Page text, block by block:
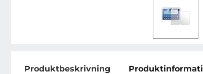
Produktbeskrivning